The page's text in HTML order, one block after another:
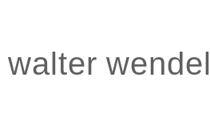
walter wendel